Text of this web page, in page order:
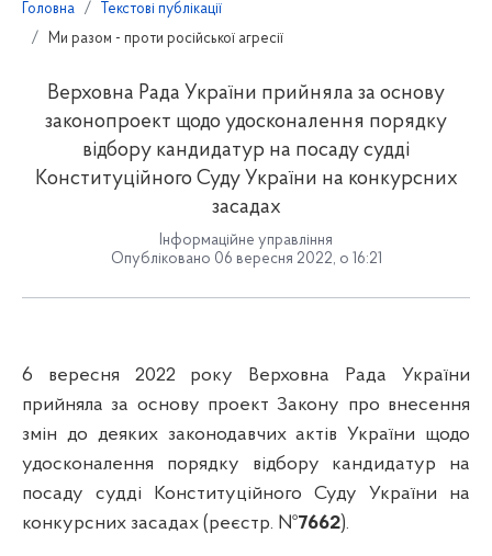
Головна
Текстові публікації
Ми разом - проти російської агресії
Верховна Рада України прийняла за основу
законопроект щодо удосконалення порядку
відбору кандидатур на посаду судді
Конституційного Суду України на конкурсних
засадах
Інформаційне управління
Опубліковано 06 вересня 2022, о 16:21
6 вересня 2022 року Верховна Рада України
прийняла за основу проект Закону про внесення
змін до деяких законодавчих актів України щодо
удосконалення порядку відбору кандидатур на
посаду судді Конституційного Суду України на
конкурсних засадах (реєстр. №7662).